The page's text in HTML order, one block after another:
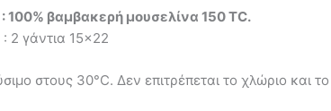
100% βαμβακερή μουσελίνα 150 TC.
2 γάντια 15×22
στους 30°C. Δεν επιτρέπεται το χλώριο και